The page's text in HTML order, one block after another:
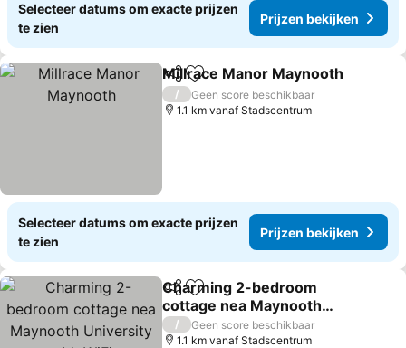
Selecteer datums om exacte prijzen
te zien
Prijzen bekijken
DelenToevoegen aan favorieten
Millrace Manor Maynooth
/
Geen score beschikbaar
1.1 km vanaf Stadscentrum
Selecteer datums om exacte prijzen
te zien
Prijzen bekijken
DelenToevoegen aan favorieten
Charming 2-bedroom
cottage nea Maynooth
University with WiFi
Prijzen bekijken
/
Geen score beschikbaar
1.1 km vanaf Stadscentrum